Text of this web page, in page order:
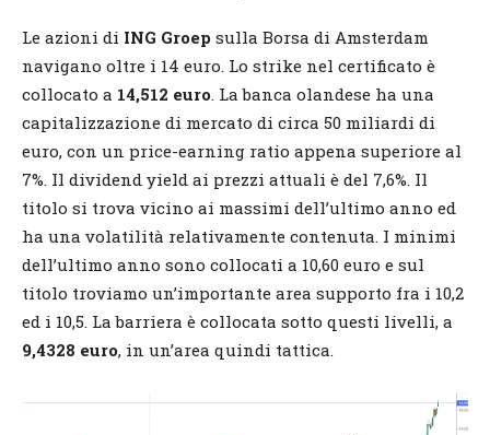
Le azioni di ING Groep sulla Borsa di Amsterdam
navigano oltre i 14 euro. Lo strike nel certificato è
collocato a 14,512 euro. La banca olandese ha una
capitalizzazione di mercato di circa 50 miliardi di
euro, con un price-earning ratio appena superiore al
7%. Il dividend yield ai prezzi attuali è del 7,6%. Il
titolo si trova vicino ai massimi dell’ultimo anno ed
ha una volatilità relativamente contenuta. I minimi
dell’ultimo anno sono collocati a 10,60 euro e sul
titolo troviamo un’importante area supporto fra i 10,2
ed i 10,5. La barriera è collocata sotto questi livelli, a
9,4328 euro, in un’area quindi tattica.